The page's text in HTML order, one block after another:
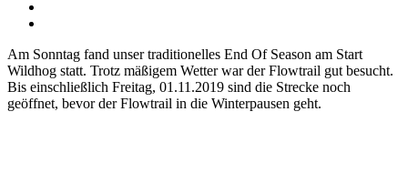
Am Sonntag fand unser traditionelles End Of Season am Start
Wildhog statt. Trotz mäßigem Wetter war der Flowtrail gut besucht.
Bis einschließlich Freitag, 01.11.2019 sind die Strecke noch
geöffnet, bevor der Flowtrail in die Winterpausen geht.